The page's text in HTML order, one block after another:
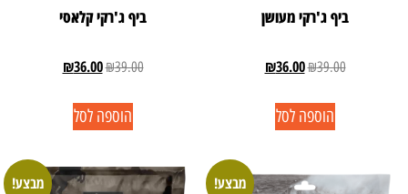
ביף ג'רקי מעושן
₪39.00
₪36.00
הוספה לסל
ביף ג'רקי קלאסי
₪39.00
₪36.00
הוספה לסל
מבצע! מבצע!